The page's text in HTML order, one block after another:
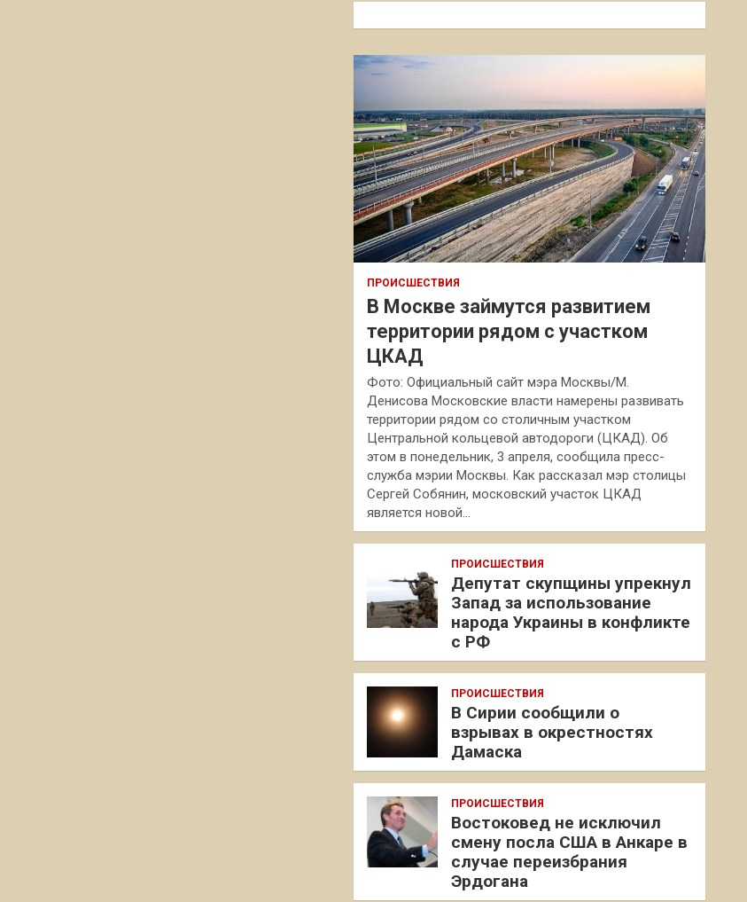
к
ПРОИСШЕСТВИЯ
В Москве займутся развитием
территории рядом с участком
ЦКАД
Фото: Официальный сайт мэра Москвы/М.
Денисова Московские власти намерены развивать
территории рядом со столичным участком
Центральной кольцевой автодороги (ЦКАД). Об
этом в понедельник, 3 апреля, сообщила пресс-
служба мэрии Москвы. Как рассказал мэр столицы
Сергей Собянин, московский участок ЦКАД
является новой…
ПРОИСШЕСТВИЯ
Депутат скупщины упрекнул
Запад за использование
народа Украины в конфликте
с РФ
ПРОИСШЕСТВИЯ
В Сирии сообщили о
взрывах в окрестностях
Дамаска
ПРОИСШЕСТВИЯ
Востоковед не исключил
смену посла США в Анкаре в
случае переизбрания
Эрдогана